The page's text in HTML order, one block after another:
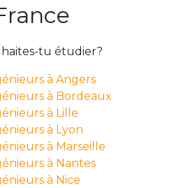
tu étudier?
à Angers
à Bordeaux
à Lille
à Lyon
à Marseille
à Nantes
à Nice